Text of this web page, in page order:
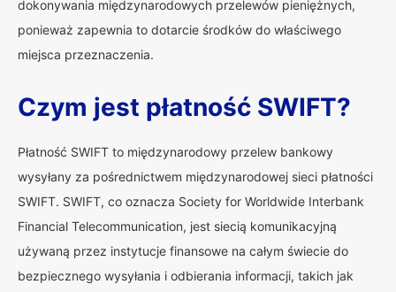
dokonywania międzynarodowych przelewów pieniężnych,
ponieważ zapewnia to dotarcie środków do właściwego
miejsca przeznaczenia.
Czym jest płatność SWIFT?
Płatność SWIFT to międzynarodowy przelew bankowy
wysyłany za pośrednictwem międzynarodowej sieci płatności
SWIFT. SWIFT, co oznacza Society for Worldwide Interbank
Financial Telecommunication, jest siecią komunikacyjną
używaną przez instytucje finansowe na całym świecie do
bezpiecznego wysyłania i odbierania informacji, takich jak